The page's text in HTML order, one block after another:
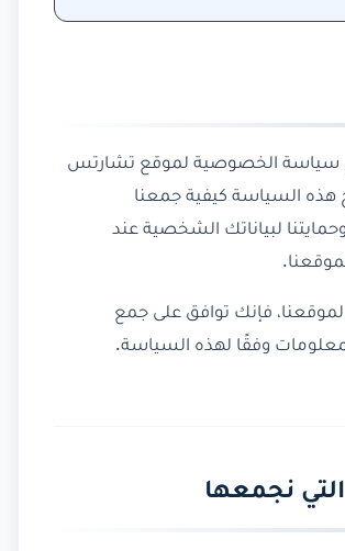
سياسة الخصوصية لموقع تشارتس
هذه السياسة كيفية جمعنا
لبياناتك الشخصية عند
فإنك توافق على جمع
وفقًا لهذه السياسة.
التي نجمعها